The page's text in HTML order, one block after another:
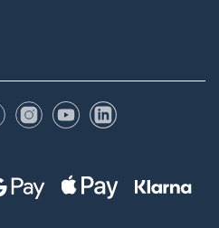
FacebookuInstagrame
YouTubeLinkedIn